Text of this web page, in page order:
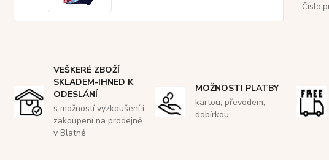
Číslo
VEŠKERÉ ZBOŽÍ
SKLADEM-IHNED K
ODESLÁNÍ
s možností vyzkoušení i
zakoupení na prodejně
v Blatné
MOŽNOSTI PLATBY
kartou, převodem,
dobírkou